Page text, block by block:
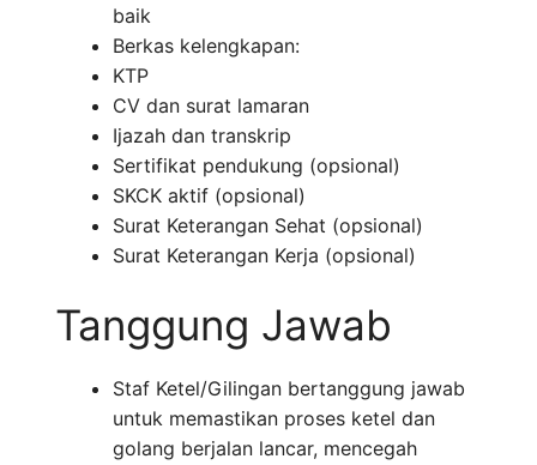
baik
Berkas kelengkapan:
KTP
CV dan surat lamaran
Ijazah dan transkrip
Sertifikat pendukung (opsional)
SKCK aktif (opsional)
Surat Keterangan Sehat (opsional)
Surat Keterangan Kerja (opsional)
Tanggung Jawab
Staf Ketel/Gilingan bertanggung jawab
untuk memastikan proses ketel dan
golang berjalan lancar, mencegah